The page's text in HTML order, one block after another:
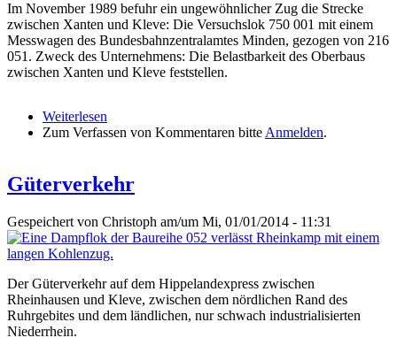
Im November 1989 befuhr ein ungewöhnlicher Zug die Strecke
zwischen Xanten und Kleve: Die Versuchslok 750 001 mit einem
Messwagen des Bundesbahnzentralamtes Minden, gezogen von 216
051. Zweck des Unternehmens: Die Belastbarkeit des Oberbaus
zwischen Xanten und Kleve feststellen.
Weiterlesen
und Kleve
Zum Verfassen von Kommentaren bitte Anmelden.
Güterverkehr
Gespeichert von Christoph am/um Mi, 01/01/2014 - 11:31
Der Güterverkehr auf dem Hippelandexpress zwischen
Rheinhausen und Kleve, zwischen dem nördlichen Rand des
Ruhrgebites und dem ländlichen, nur schwach industrialisierten
Niederrhein.